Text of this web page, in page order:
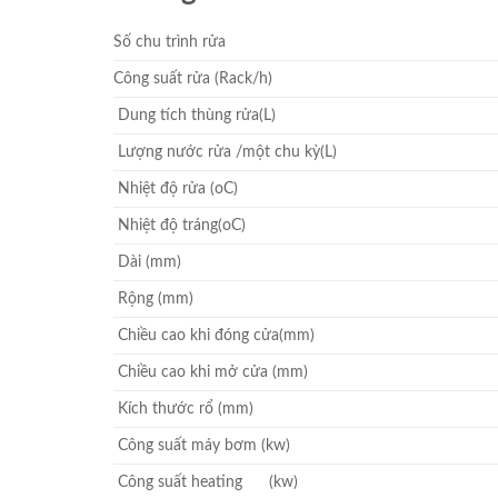
Số chu trình rửa
Công suất rửa (Rack/h)
Dung tích thùng rửa(L)
Lượng nước rửa /một chu kỳ(L)
Nhiệt độ rửa (oC)
Nhiệt độ tráng(oC)
Dài (mm)
Rộng (mm)
Chiều cao khi đóng cửa(mm)
Chiều cao khi mở cửa (mm)
Kích thước rổ (mm)
Công suất máy bơm (kw)
Công suất heating (kw)